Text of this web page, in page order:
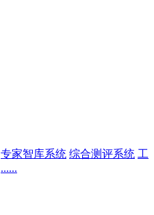
专家智库系统 综合测评系统 工
......